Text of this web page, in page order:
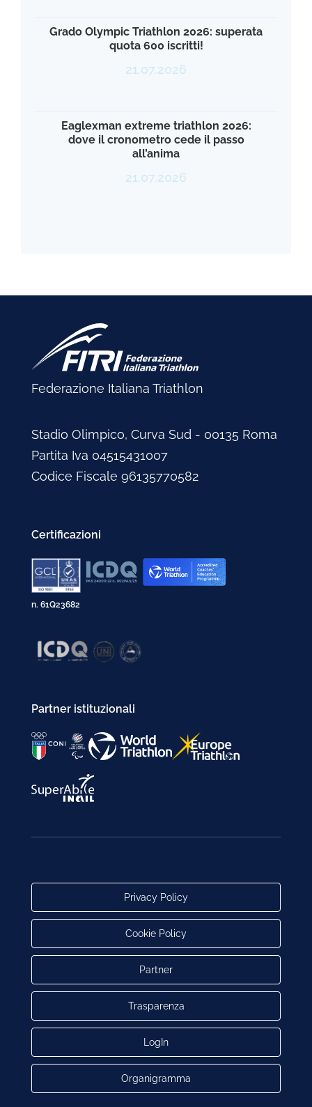
Grado Olympic Triathlon 2026: superata
quota 600 iscritti!
21.07.2026
Eaglexman extreme triathlon 2026:
dove il cronometro cede il passo
all’anima
21.07.2026
Federazione Italiana Triathlon
Stadio Olimpico, Curva Sud - 00135 Roma
Partita Iva 04515431007
Codice Fiscale 96135770582
Certificazioni
n. 61Q23682
Partner istituzionali
Privacy Policy
Cookie Policy
Partner
Trasparenza
LogIn
Organigramma